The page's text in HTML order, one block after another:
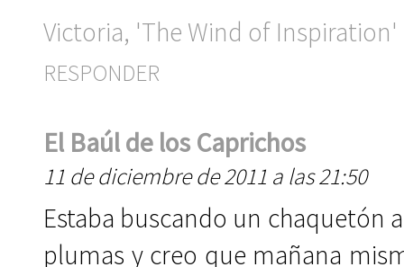
Victoria, 'The Wind of
RESPONDER
El Baúl de los Caprichos
11 de diciembre de 2011 a las 21:50
Estaba buscando un chaquetón
plumas y creo que mañana